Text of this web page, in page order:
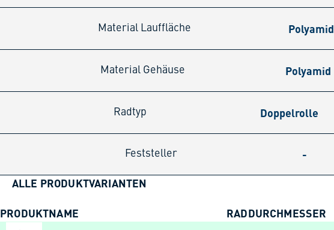
Material Lauffläche Polyamid
Material Gehäuse Polyamid
Radtyp Doppelrolle
Feststeller -
ALLE PRODUKTVARIANTEN
PRODUKTNAME RADDURCHMESSER